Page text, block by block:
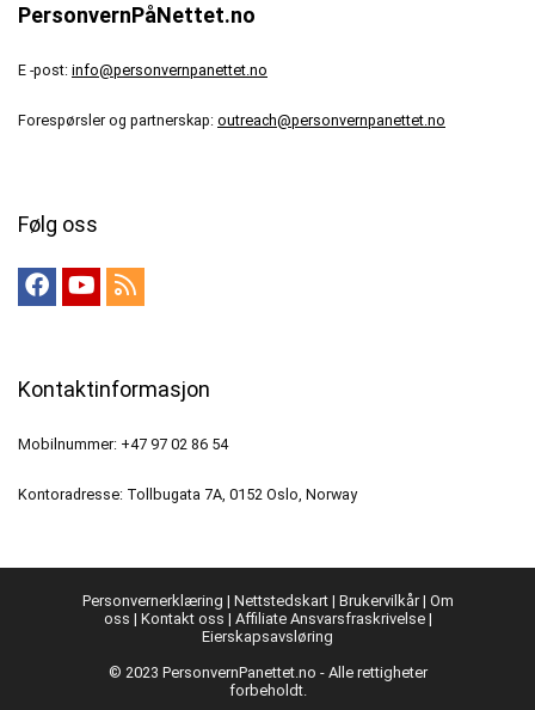
PersonvernPåNettet.no
E -post: info@personvernpanettet.no
Forespørsler og partnerskap: outreach@personvernpanettet.no
Følg oss
Kontaktinformasjon
Mobilnummer: +47 97 02 86 54
Kontoradresse: Tollbugata 7A, 0152 Oslo, Norway
Personvernerklæring | Nettstedskart| Brukervilkår| Om
oss | Kontakt oss | Affiliate Ansvarsfraskrivelse|
Eierskapsavsløring
© 2023 PersonvernPanettet.no - Alle rettigheter
forbeholdt.